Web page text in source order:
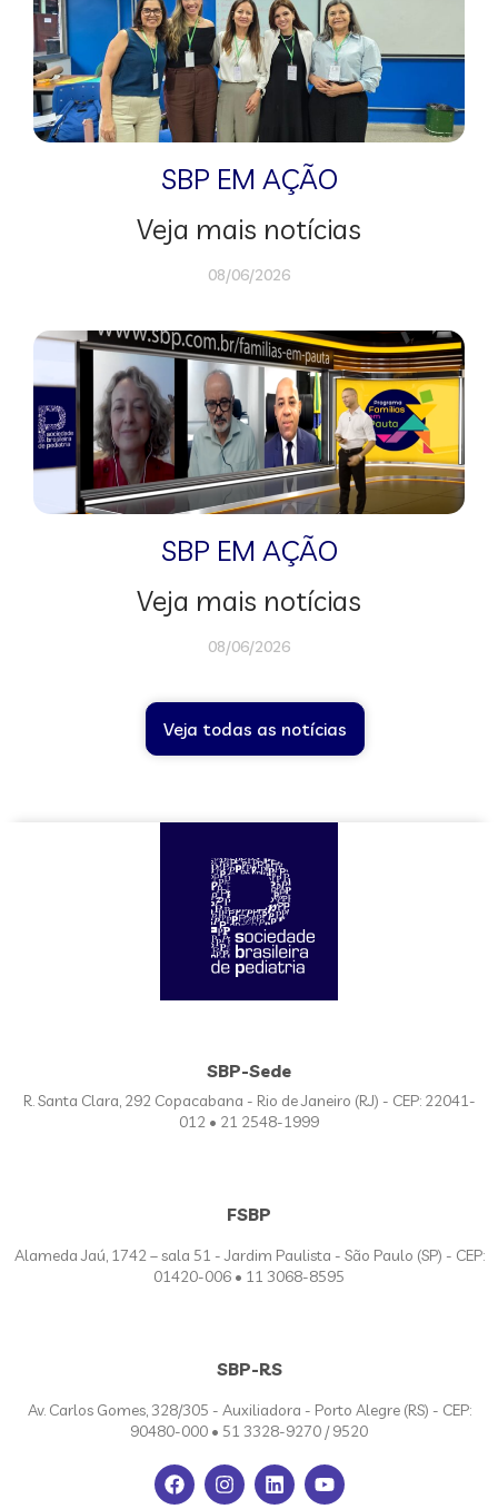
SBP EM AÇÃO
Veja mais notícias
08/06/2026
SBP EM AÇÃO
Veja mais notícias
08/06/2026
Veja todas as notícias
SBP-Sede
R. Santa Clara, 292 Copacabana - Rio de Janeiro (RJ) - CEP: 22041-
012 • 21 2548-1999
FSBP
Alameda Jaú, 1742 – sala 51 - Jardim Paulista - São Paulo (SP) - CEP:
01420-006 • 11 3068-8595
SBP-RS
Av. Carlos Gomes, 328/305 - Auxiliadora - Porto Alegre (RS) - CEP:
90480-000 • 51 3328-9270 / 9520